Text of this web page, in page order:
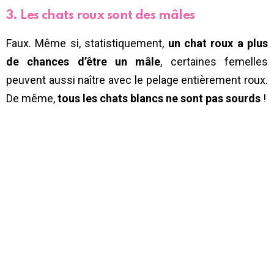
3. Les chats roux sont des mâles
Faux. Même si, statistiquement, un chat roux a plus
de chances d’être un mâle, certaines femelles
peuvent aussi naître avec le pelage entièrement roux.
De même,tous les chats blancs ne sont pas sourds !